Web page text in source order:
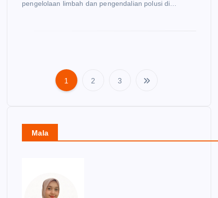
pengelolaan limbah dan pengendalian polusi di…
s
1 2 3
Mala